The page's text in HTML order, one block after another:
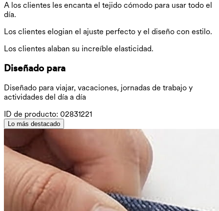
A los clientes les encanta el tejido cómodo para usar todo el
día.
Los clientes elogian el ajuste perfecto y el diseño con estilo.
Los clientes alaban su increíble elasticidad.
Diseñado para
Diseñado para viajar, vacaciones, jornadas de trabajo y
actividades del día a día
ID de producto: 02831221
Lo más destacado